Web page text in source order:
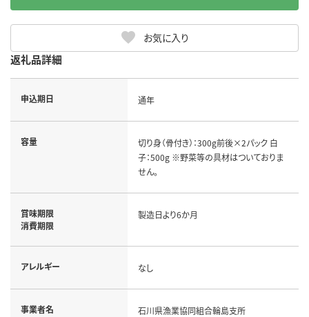
お気に入り
返礼品詳細
申込期日 通年
容量
切り身（骨付き）：300g前後×2パック 白
子：500g ※野菜等の具材はついておりま
せん。
賞味期限
消費期限
製造日より6か月
アレルギー なし
事業者名 石川県漁業協同組合輪島支所